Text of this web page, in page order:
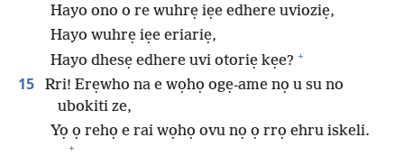
Hayo ono o re wuhrẹ iẹe edhere uvioziẹ,
Hayo wuhrẹ iẹe eriariẹ,
Hayo dhesẹ edhere uvi otoriẹ kẹe? +
15
Rri! Erẹwho na e wọhọ ogẹ-ame nọ u su no
ubokiti ze,
Yọ ọ rehọ e rai wọhọ ovu nọ ọ rrọ ehru iskeli.
+